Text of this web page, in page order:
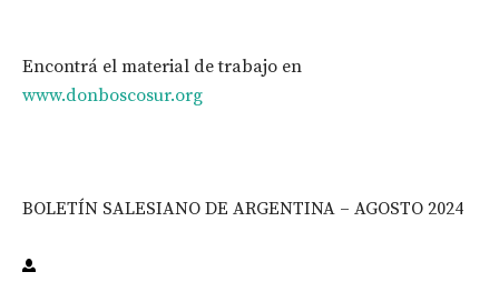
Encontrá el material de trabajo en
www.donboscosur.org
BOLETÍN SALESIANO DE ARGENTINA – AGOSTO 2024